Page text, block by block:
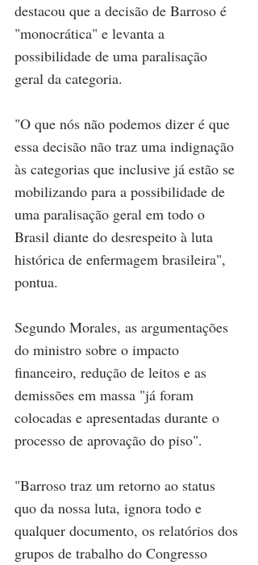
destacou que a decisão de Barroso é
"monocrática" e levanta a
possibilidade de uma paralisação
geral da categoria.
"O que nós não podemos dizer é que
essa decisão não traz uma indignação
às categorias que inclusive já estão se
mobilizando para a possibilidade de
uma paralisação geral em todo o
Brasil diante do desrespeito à luta
histórica de enfermagem brasileira",
pontua.
Segundo Morales, as argumentações
do ministro sobre o impacto
financeiro, redução de leitos e as
demissões em massa "já foram
colocadas e apresentadas durante o
processo de aprovação do piso".
"Barroso traz um retorno ao status
quo da nossa luta, ignora todo e
qualquer documento, os relatórios dos
grupos de trabalho do Congresso